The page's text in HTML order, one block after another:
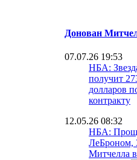
Донован
07.07.26 19:53
НБА:
получит
долларов
контракту
12.05.26 08:32
НБА:
ЛеБроном,
Митчелла